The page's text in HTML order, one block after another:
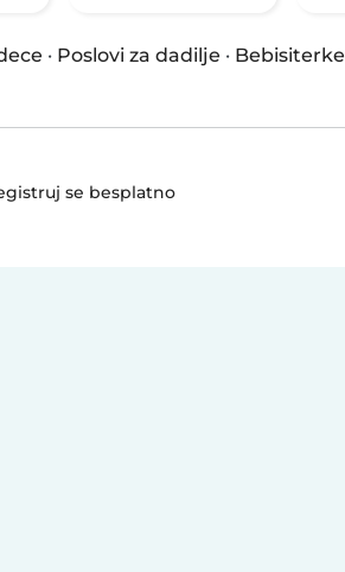
· Poslovi za dadilje · Bebisiterke
se besplatno